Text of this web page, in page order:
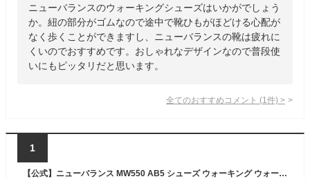
ニューバランスのウォーキングシューズはいかがでしょう
か。紐の部分がゴムなので途中で靴ひもがほどける心配が
なく歩くことができますし、ニューバランスの靴は疲れに
くいのでおすすめです。おしゃれなデザインなので普段使
いにもピッタリだと思います。
全てのおすすめコメント (1 件) >
1
【公式】ニューバランス MW550 AB5 シューズ ウォーキング ウォーキングシューズ 靴シューズ 軽量 快適 屋外 アウトドア メンズ 男性 ワイド